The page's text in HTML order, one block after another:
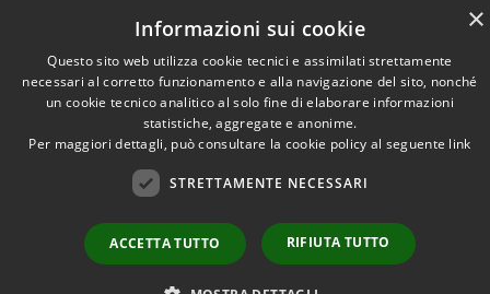
Mappa del sito
Comune di Fiumicello Villa
Vicentina •
Powered
byMunicipium•Accesso
redazione
×
Informazioni sui cookie
Questo sito web utilizza cookie tecnici e assimilati strettamente
necessari al corretto funzionamento e alla navigazione del sito, nonché
un cookie tecnico analitico al solo fine di elaborare informazioni
statistiche, aggregate e anonime.
Per maggiori dettagli, può consultare la cookie policy al seguente link
STRETTAMENTE NECESSARI
ACCETTA TUTTO RIFIUTA TUTTO